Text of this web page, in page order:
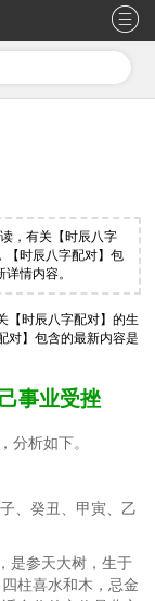
，有关【时辰八字
【时辰八字配对】包
情内容。
【时辰八字配对】的生
对】包含的最新内容是
事业受挫
分析如下。
、癸丑、甲寅、乙
是参天大树，生于
柱喜水和木，忌金